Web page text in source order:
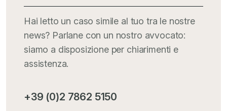
Hai letto un caso simile al tuo tra le nostre
news? Parlane con un nostro avvocato:
siamo a disposizione per chiarimenti e
assistenza.
+39 (0)2 7862 5150